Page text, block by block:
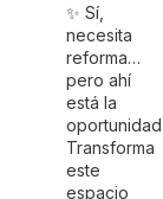
✨ Sí,
necesita
reforma…
pero ahí
está la
oportunidad
Transforma
este
espacio